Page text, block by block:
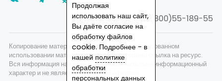
8(800)55-189-55
Копирование материалов запрещено, при согласованном
использовании материалов сайта необходима ссылка на ресурс.
Вся информация на сайте носит исключительно информационный
характер и не является публичной офертой.
Продолжая
использовать наш сайт,
Вы даёте согласие на
обработку файлов
cookie. Подробнее - в
нашей политике
обработки
персональных данных